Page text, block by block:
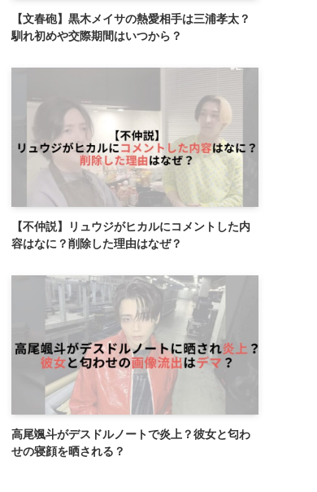
【文春砲】黒木メイサの熱愛相手は三浦孝太？
馴れ初めや交際期間はいつから？
【不仲説】リュウジがヒカルにコメントした内
容はなに？削除した理由はなぜ？
高尾颯斗がデスドルノートで炎上？彼女と匂わ
せの寝顔を晒される？